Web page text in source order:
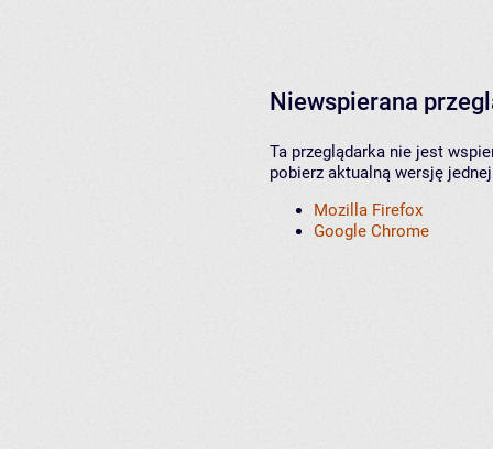
Niewspierana
Ta przeglądarka nie jest
pobierz aktualną wersję
Mozilla Firefox
Google Chrome